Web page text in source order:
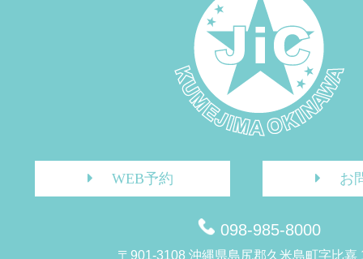
WEB予約 お
098-985-8000
〒901-3108 沖縄県島尻郡久米島町字比嘉